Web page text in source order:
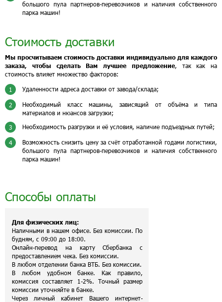
большого пула партнеров-перевозчиков и наличия собственного
парка машин!
Стоимость доставки
Мы просчитываем стоимость доставки индивидуально для каждого
заказа, чтобы сделать Вам лучшее предложение, так как на
стоимость влияет множество факторов:
1 Удаленности адреса доставки от завода/склада;
2
Необходимый класс машины, зависящий от объёма и типа
материалов и нюансов загрузки;
3 Необходимость разгрузки и её условия, наличие подъездных путей;
4
Возможность снизить цену за счёт отработанной годами логистики,
большого пула партнеров-перевозчиков и наличия собственного
парка машин!
Способы оплаты
Для физических лиц:
Наличными в нашем офисе. Без комиссии. По
будням, с 09:00 до 18:00.
Онлайн-перевод на карту Сбербанка с
предоставлением чека. Без комиссии.
В любом отделении банка ВТБ. Без комиссии.
В любом удобном банке. Как правило,
комиссия составляет 1-2%. Точный размер
комиссии уточняйте в банке.
Через личный кабинет Вашего интернет-